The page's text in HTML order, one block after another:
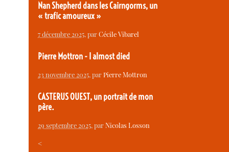
Nan Shepherd dans les Cairngorms, un
« trafic amoureux »
7 décembre 2025, parCécile Vibarel
Pierre Mottron - I almost died
23 novembre 2025, parPierre Mottron
CASTERUS OUEST, un portrait de mon
père.
29 septembre 2025, parNicolas Losson
<